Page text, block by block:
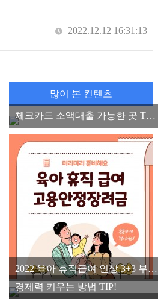
2022.12.12 16:31:13
많이 본 컨텐츠
체크카드 소액대출 가능한 곳 TOP3, 소액 마이너스 통장 2022 ver.
2022 육아 휴직급여 인상 3+3 부모 육아휴직제 고용안정장려금을 알아보자
경제력 키우는 방법 TIP!